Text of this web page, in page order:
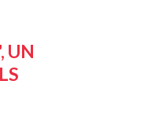
UN